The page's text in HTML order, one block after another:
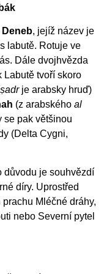
Deneb, jejíž název je
labutě. Rotuje ve
Dále dvojhvězda
Labutě tvoří skoro
ṣadrje arabsky hruď)
(z arabského al
se pak většinou
(Delta Cygni,
důvodu je souhvězdí
díry. Uprostřed
Mléčné dráhy,
nebo Severní pytel